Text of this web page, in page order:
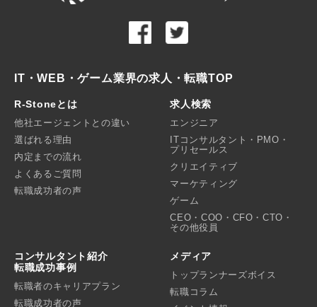
IT・WEB・ゲーム業界の求人・転職TOP
R-Stoneとは
他社エージェントとの違い
選ばれる理由
内定までの流れ
よくあるご質問
転職成功者の声
求人検索
エンジニア
ITコンサルタント・PMO・
プリセールス
クリエイティブ
マーケティング
ゲーム
CEO・COO・CFO・CTO・
その他役員
コンサルタント紹介
転職成功事例
転職者のキャリアプラン
転職成功者の声
メディア
トップランナーズボイス
転職コラム